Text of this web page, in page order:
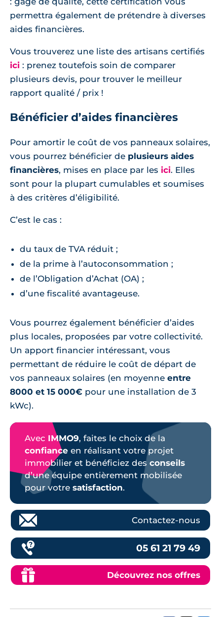
permettra également de prétendre à diverses
aides financières.
Vous trouverez une liste des artisans certifiés
ici : prenez toutefois soin de comparer
plusieurs devis, pour trouver le meilleur
rapport qualité / prix !
Bénéficier d’aides financières
Pour amortir le coût de vos panneaux solaires,
vous pourrez bénéficier de plusieurs aides
financières, mises en place par les ici. Elles
sont pour la plupart cumulables et soumises
à des critères d’éligibilité.
C’est le cas :
du taux de TVA réduit ;
de la prime à l’autoconsommation ;
de l’Obligation d’Achat (OA) ;
d’une fiscalité avantageuse.
Vous pourrez également bénéficier d’aides
plus locales, proposées par votre collectivité.
Un apport financier intéressant, vous
permettant de réduire le coût de départ de
vos panneaux solaires (en moyenne entre
8000 et 15 000€ pour une installation de 3
kWc).
Avec IMMO9, faites le choix de la
confiance en réalisant votre projet
immobilier et bénéficiez des conseils
d’une équipe entièrement mobilisée
pour votre satisfaction.
Contactez-nous
05 61 21 79 49
Découvrez nos offres